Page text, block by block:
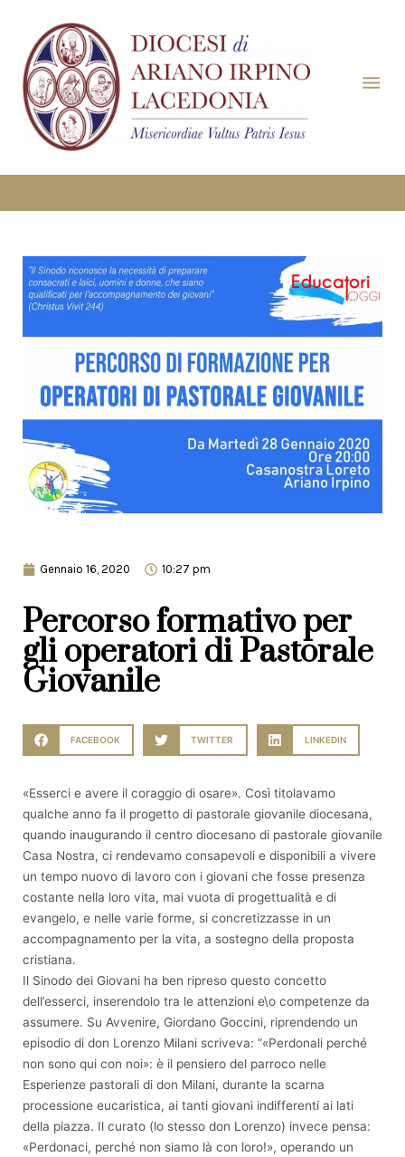
Gennaio 16, 2020 10:27 pm
Percorso formativo per
gli operatori di Pastorale
Giovanile
FACEBOOK TWITTER LINKEDIN
«Esserci e avere il coraggio di osare». Così titolavamo
qualche anno fa il progetto di pastorale giovanile diocesana,
quando inaugurando il centro diocesano di pastorale giovanile
Casa Nostra, ci rendevamo consapevoli e disponibili a vivere
un tempo nuovo di lavoro con i giovani che fosse presenza
costante nella loro vita, mai vuota di progettualità e di
evangelo, e nelle varie forme, si concretizzasse in un
accompagnamento per la vita, a sostegno della proposta
cristiana.
Il Sinodo dei Giovani ha ben ripreso questo concetto
dell’esserci, inserendolo tra le attenzioni e\o competenze da
assumere. Su Avvenire, Giordano Goccini, riprendendo un
episodio di don Lorenzo Milani scriveva: “«Perdonali perché
non sono qui con noi»: è il pensiero del parroco nelle
Esperienze pastorali di don Milani, durante la scarna
processione eucaristica, ai tanti giovani indifferenti ai lati
della piazza. Il curato (lo stesso don Lorenzo) invece pensa:
«Perdonaci, perché non siamo là con loro!», operando un